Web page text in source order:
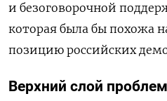
и безоговорочной
которая была бы похожа
позицию российских
Верхний слой проблем